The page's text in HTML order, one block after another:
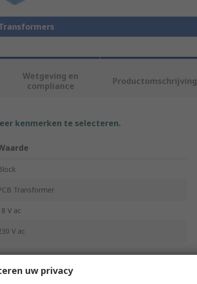
Wetgeving en
compliance
Productomschrijving
kenmerken te selecteren.
Transformer
V ac
V ac
uw privacy